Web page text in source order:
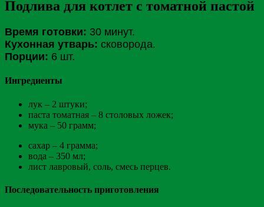
Подлива для котлет с томатной пастой
Время готовки: 30 минут.
Кухонная утварь: сковорода.
Порции: 6 шт.
Ингредиенты
лук – 2 штуки;
паста томатная – 8 столовых ложек;
мука – 50 грамм;
сахар – 4 грамма;
вода – 350 мл;
лист лавровый, соль, смесь перцев.
Последовательность приготовления